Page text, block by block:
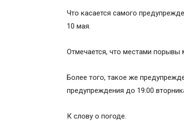
Что касается самого
10 мая.
Отмечается, что местами порывы
Более того, такое же
предупреждения до 19:00
К слову о погоде.